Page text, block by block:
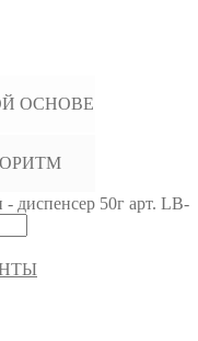
ОСНОВЕ
50г арт. LB-